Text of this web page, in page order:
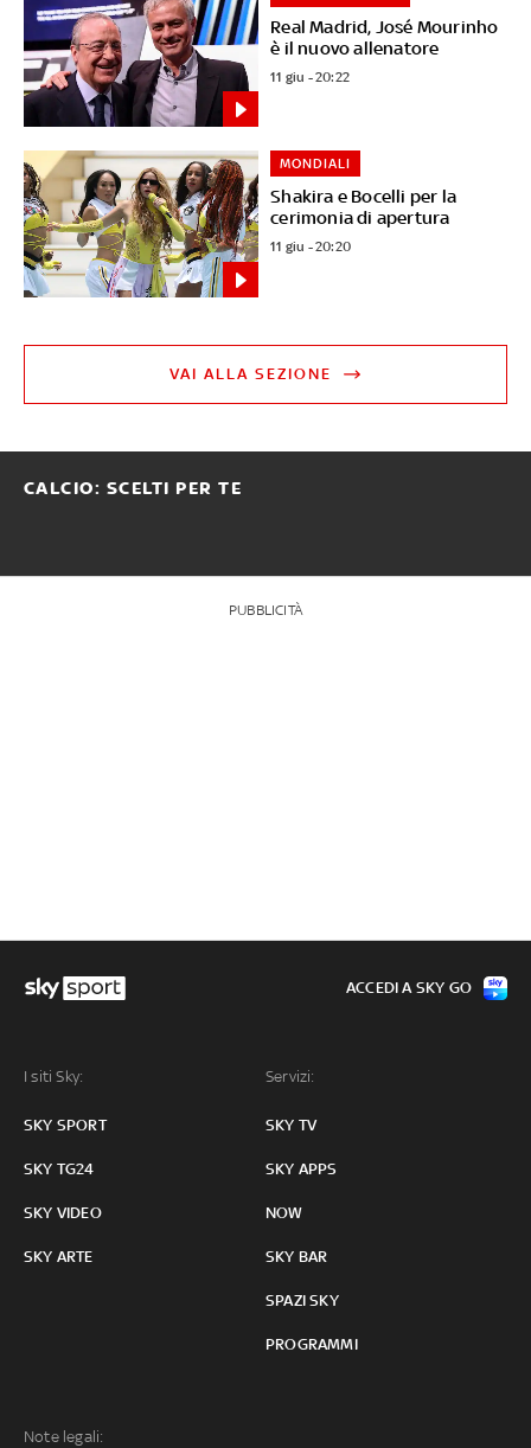
Real Madrid, José Mourinho
è il nuovo allenatore
11 giu - 20:22
Shakira e Bocelli per la
cerimonia di apertura
MONDIALI
11 giu - 20:20
VAI ALLA SEZIONE
CALCIO: SCELTI PER TE
PUBBLICITÀ
I siti Sky:
SKY SPORT
SKY TG24
SKY VIDEO
SKY ARTE
Servizi:
SKY TV
SKY APPS
NOW
SKY BAR
SPAZI SKY
PROGRAMMI
Note legali:
ACCEDI A SKY GO